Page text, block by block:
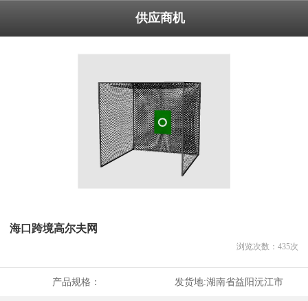
供应商机
海口跨境高尔夫网
浏览次数： 435次
产品规格： 发货地:湖南省益阳沅江市